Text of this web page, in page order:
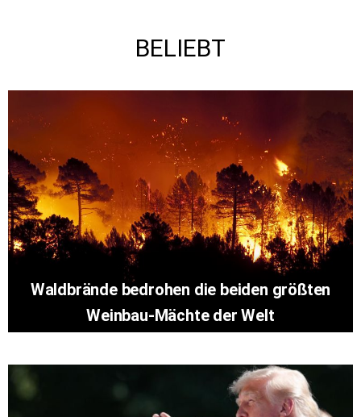
BELIEBT
Waldbrände bedrohen die beiden größten
Weinbau-Mächte der Welt